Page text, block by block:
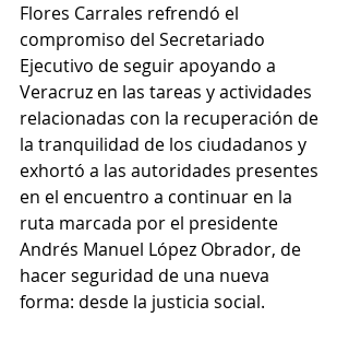
Flores Carrales refrendó el
compromiso del Secretariado
Ejecutivo de seguir apoyando a
Veracruz en las tareas y actividades
relacionadas con la recuperación de
la tranquilidad de los ciudadanos y
exhortó a las autoridades presentes
en el encuentro a continuar en la
ruta marcada por el presidente
Andrés Manuel López Obrador, de
hacer seguridad de una nueva
forma: desde la justicia social.